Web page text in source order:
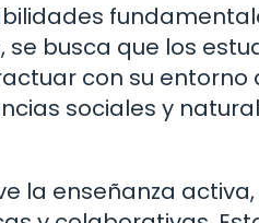
busca que los
con su
sociales y
la enseñanza